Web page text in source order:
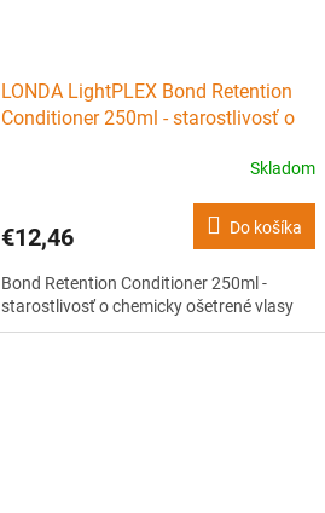
LONDA LightPLEX Bond Retention
Conditioner 250ml - starostlivosť o
Skladom
€12,46 Do košíka
Bond Retention Conditioner 250ml -
starostlivosť o chemicky ošetrené vlasy